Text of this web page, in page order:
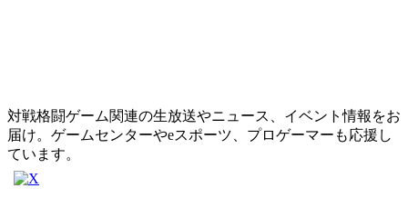
対戦格闘ゲーム関連の生放送やニュース、イベント情報をお
届け。ゲームセンターやeスポーツ、プロゲーマーも応援し
ています。